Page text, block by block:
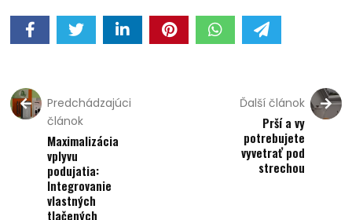
Predchádzajúci
článok
Maximalizácia
vplyvu
podujatia:
Integrovanie
vlastných
tlačených
Ďalší článok
Prší a vy
potrebujete
vyvetrať pod
strechou